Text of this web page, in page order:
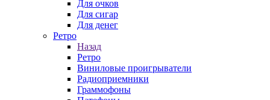
Для очков
Для сигар
Для денег
Ретро
Назад
Ретро
Виниловые проигрыватели
Радиоприемники
Граммофоны